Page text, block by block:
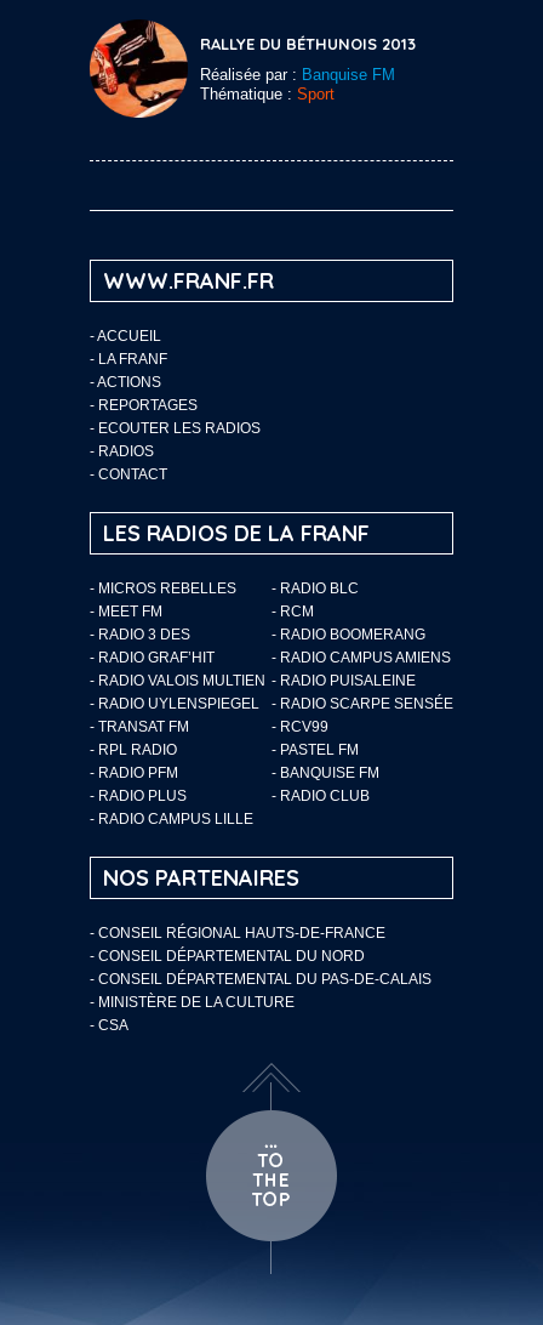
RALLYE DU BÉTHUNOIS 2013
Réalisée par : Banquise FM
Thématique : Sport
WWW.FRANF.FR
-ACCUEIL
- LA FRANF
-ACTIONS
- REPORTAGES
- ECOUTER LES RADIOS
- RADIOS
- CONTACT
LES RADIOS DE LA FRANF
- MICROS REBELLES
- RADIO BLC
- MEET FM
- RCM
- RADIO 3 DES
- RADIO BOOMERANG
- RADIO GRAF’HIT
- RADIO CAMPUS AMIENS
- RADIO VALOIS MULTIEN - RADIO PUISALEINE
- RADIO UYLENSPIEGEL
- RADIO SCARPE SENSÉE
- TRANSAT FM
- RCV99
- RPL RADIO
- PASTEL FM
- RADIO PFM
- BANQUISE FM
- RADIO PLUS
- RADIO CLUB
- RADIO CAMPUS LILLE
NOS PARTENAIRES
- CONSEIL RÉGIONAL HAUTS-DE-FRANCE
- CONSEIL DÉPARTEMENTAL DU NORD
- CONSEIL DÉPARTEMENTAL DU PAS-DE-CALAIS
- MINISTÈRE DE LA CULTURE
- CSA